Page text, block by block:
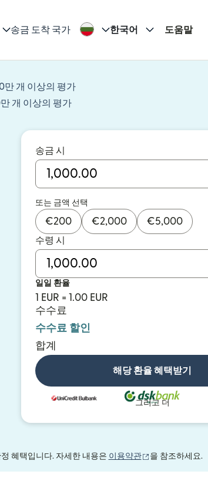
송금 도착 국가 한국어 도움말
만 개 이상의 평가
개 이상의 평가
송금 시
또는 금액 선택
€200 €2,000 €5,000
수령 시
일일 환율
1 EUR = 1.00 EUR
수수료
수수료 할인
합계
해당 환율 혜택받기
그리고 더
혜택입니다. 자세한 내용은 이용약관 (새 창에서 열림)
을 참조하세요.